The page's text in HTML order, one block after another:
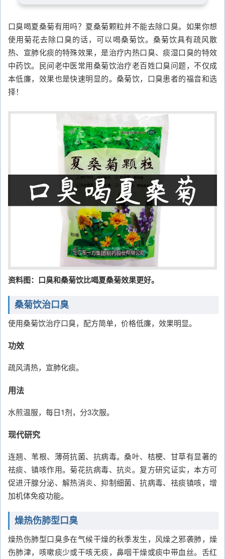
口臭喝夏桑菊有用吗？夏桑菊颗粒并不能去除口臭。如果你想
使用菊花去除口臭的话，可以喝桑菊饮。桑菊饮具有疏风散
热、宣肺化痰的特殊效果，是治疗内热口臭、痰湿口臭的特效
中药饮。民间老中医常用桑菊饮治疗老百姓口臭问题，不仅成
本低廉，效果也是快速明显的。桑菊饮，口臭患者的福音和选
择！
资料图：口臭和桑菊饮比喝夏桑菊效果更好。
桑菊饮治口臭
使用桑菊饮治疗口臭，配方简单，价格低廉，效果明显。
功效
疏风清热，宣肺化痰。
用法
水煎温服，每日1剂，分3次服。
现代研究
连翘、苇根、薄荷抗菌、抗病毒。桑叶、桔梗、甘草有显著的
祛痰、镇咳作用。菊花抗病毒、抗炎。复方研究证实，本方可
促进汗腺分泌、解热消炎、抑制细菌、抗病毒、祛痰镇咳，增
加机体免疫功能。
燥热伤肺型口臭
燥热伤肺型口臭多在气候干燥的秋季发生，风燥之邪袭肺，燥
伤肺津，咳嗽痰少或干咳无痰，鼻咽干燥或痰中带血丝。舌红